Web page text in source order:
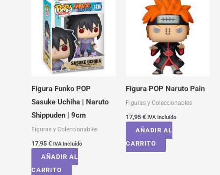
Figura Funko POP
Sasuke Uchiha | Naruto
Shippuden | 9cm
Figuras y Coleccionables
17,95 € IVA Incluído
AÑADIR AL
CARRITO
Figura POP Naruto Pain
Figuras y Coleccionables
17,95 € IVA Incluído
AÑADIR AL
CARRITO